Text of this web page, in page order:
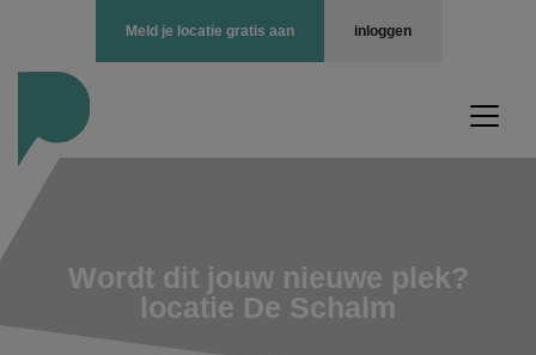
inloggen
Meld je locatie gratis aan
Wordt dit jouw nieuwe plek?
locatie De Schalm